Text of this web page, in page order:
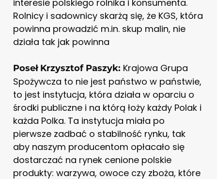
interesie polskiego rolnika i konsumenta.
Rolnicy i sadownicy skarżą się, że KGS, która
powinna prowadzić m.in. skup malin, nie
działa tak jak powinna
Poseł Krzysztof Paszyk: Krajowa Grupa
Spożywcza to nie jest państwo w państwie,
to jest instytucja, która działa w oparciu o
środki publiczne i na którą łoży każdy Polak i
każda Polka. Ta instytucja miała po
pierwsze zadbać o stabilność rynku, tak
aby naszym producentom opłacało się
dostarczać na rynek cenione polskie
produkty: warzywa, owoce czy zboża, które